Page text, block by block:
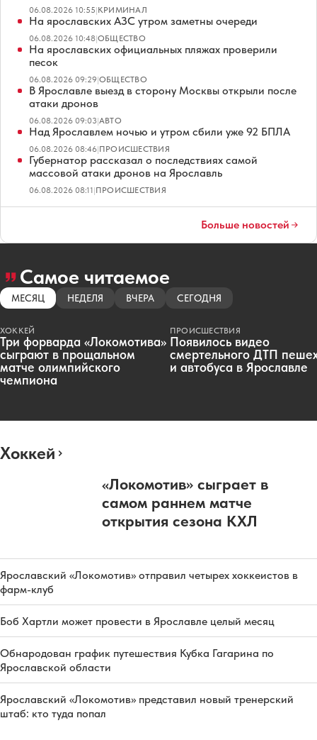
06.08.2026 10:55|КРИМИНАЛ
На ярославских АЗС утром заметны очереди
06.08.2026 10:48|ОБЩЕСТВО
На ярославских официальных пляжах проверили
песок
06.08.2026 09:29|ОБЩЕСТВО
В Ярославле выезд в сторону Москвы открыли после
атаки дронов
06.08.2026 09:03|АВТО
Над Ярославлем ночью и утром сбили уже 92 БПЛА
06.08.2026 08:46|ПРОИСШЕСТВИЯ
Губернатор рассказал о последствиях самой
массовой атаки дронов на Ярославль
06.08.2026 08:11|ПРОИСШЕСТВИЯ
Больше новостей
Самое читаемое
МЕСЯЦ НЕДЕЛЯ ВЧЕРА СЕГОДНЯ
ХОККЕЙ
Три форварда «Локомотива»
сыграют в прощальном
матче олимпийского
чемпиона
ПРОИСШЕСТВИЯ
Появилось видео
смертельного ДТП
и автобуса в Ярославле
Хоккей
«Локомотив» сыграет в
самом раннем матче
открытия сезона КХЛ
Ярославский «Локомотив» отправил четырех хоккеистов в
фарм-клуб
Боб Хартли может провести в Ярославле целый месяц
Обнародован график путешествия Кубка Гагарина по
Ярославской области
Ярославский «Локомотив» представил новый тренерский
штаб: кто туда попал